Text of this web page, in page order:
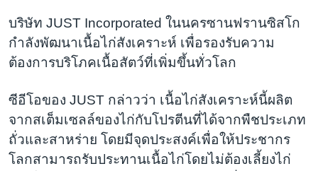
ติดตามเรา
เลือกภาษา
บริษัท JUST Incorporated ในนครซานฟรานซิสโก
กำลังพัฒนาเนื้อไก่สังเคราะห์ เพื่อรองรับความ
ต้องการบริโภคเนื้อสัตว์ที่เพิ่มขึ้นทั่วโลก
ซีอีโอของ JUST กล่าวว่า เนื้อไก่สังเคราะห์นี้ผลิต
จากสเต็มเซลล์ของไก่กับโปรตีนที่ได้จากพืชประเภท
ถั่วและสาหร่าย โดยมีจุดประสงค์เพื่อให้ประชากร
โลกสามารถรับประทานเนื้อไก่โดยไม่ต้องเลี้ยงไก่